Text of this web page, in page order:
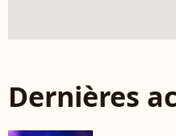
Dernières